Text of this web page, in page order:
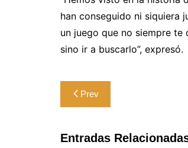
han conseguido ni siquiera
un juego que no siempre
sino ir a buscarlo”, expresó.
Navegación
de
entradas
Prev
Entradas